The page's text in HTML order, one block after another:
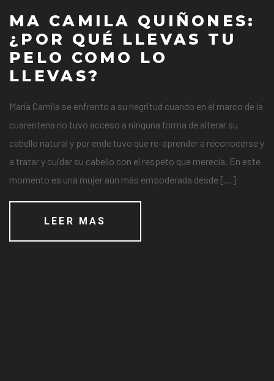
MA CAMILA QUIÑONES:
¿POR QUÉ LLEVAS TU
PELO COMO LO
LLEVAS?
María Camila se enfrento a su negritud cuando en el marco de la
cuarentena no tuvo acceso a ninguna forma de alterar su
cabello natural y por ende tuvo que re-aprender a reconocerse y
a tratar y cuidar su cabello con el respeto que merecía. En este
momento es una mujer aún más empoderada desde […]
LEER MAS